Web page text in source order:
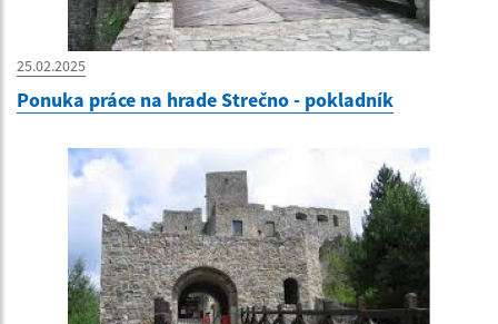
25.02.2025
Ponuka práce na hrade Strečno - pokladník